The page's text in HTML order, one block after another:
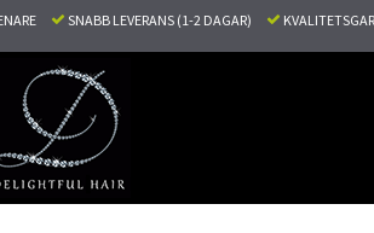
SNABB LEVERANS (1-2 DAGAR)